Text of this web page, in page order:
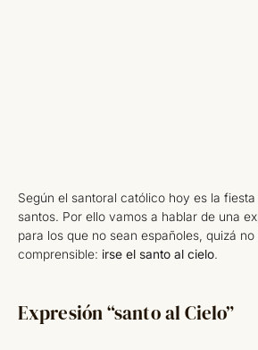
Según el santoral católico hoy es la
santos. Por ello vamos a hablar de una
para los que no sean españoles, quizá no
comprensible: irse el santo al cielo.
Expresión “santo al Cielo”